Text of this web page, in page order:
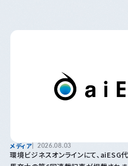
メディア 2026.08.03
環境ビジネスオンラインにて、